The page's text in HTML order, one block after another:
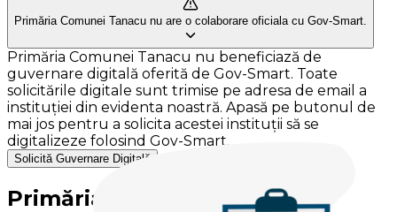
Primăria Comunei Tanacu nu are o colaborare oficiala cu Gov-Smart.
Primăria Comunei Tanacu nu beneficiază de
guvernare digitală oferită de Gov-Smart. Toate
solicitările digitale sunt trimise pe adresa de email a
instituției din evidenta noastră. Apasă pe butonul de
mai jos pentru a solicita acestei instituții să se
digitalizeze folosind Gov-Smart.
Solicită Guvernare Digitală
Primăria Comunei Tanacu